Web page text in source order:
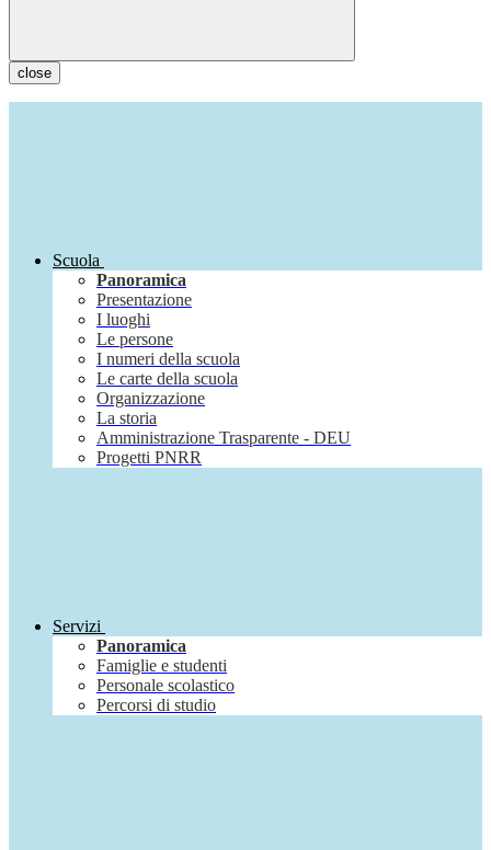
close
Scuola
Panoramica
Presentazione
I luoghi
Le persone
I numeri della scuola
Le carte della scuola
Organizzazione
La storia
Amministrazione Trasparente - DEU
Progetti PNRR
Servizi
Panoramica
Famiglie e studenti
Personale scolastico
Percorsi di studio